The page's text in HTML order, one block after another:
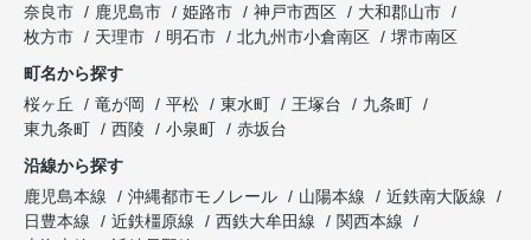
奈良市
鹿児島市 姫路市 神戸市西区
大和郡山市
枚方市
天理市 明石市 北九州市小倉南区
堺市南区
町名から探す
桜ヶ丘
竜が岡 平松 東水町 王塚台
九条町
東九条町
西陵 小泉町
赤坂台
沿線から探す
鹿児島本線
沖縄都市モノレール 山陽本線
近鉄南大阪線
日豊本線
近鉄橿原線 西鉄大牟田線
関西本線